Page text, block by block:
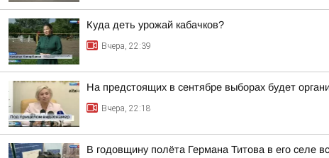
Куда деть урожай кабачков?
Вчера, 22:39
На предстоящих в сентябре выборах будет
Вчера, 22:18
В годовщину полёта Германа Титова в его селе